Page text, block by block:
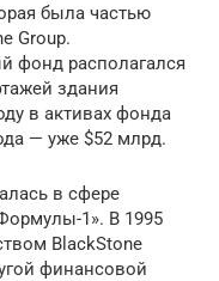
была частью
Group.
фонд располагался
здания
в активах фонда
— уже $52 млрд.
в сфере
1». В 1995
BlackStone
финансовой